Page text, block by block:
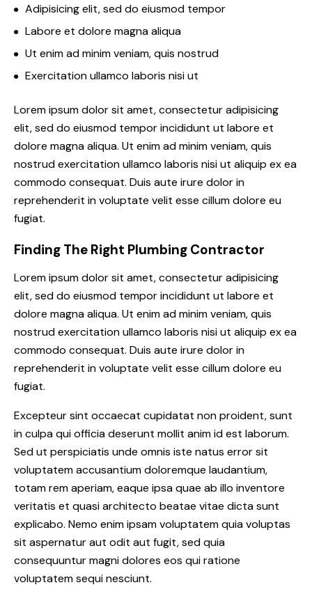
Adipisicing elit, sed do eiusmod tempor
Labore et dolore magna aliqua
Ut enim ad minim veniam, quis nostrud
Exercitation ullamco laboris nisi ut
Lorem ipsum dolor sit amet, consectetur adipisicing
elit, sed do eiusmod tempor incididunt ut labore et
dolore magna aliqua. Ut enim ad minim veniam, quis
nostrud exercitation ullamco laboris nisi ut aliquip ex ea
commodo consequat. Duis aute irure dolor in
reprehenderit in voluptate velit esse cillum dolore eu
fugiat.
Finding The Right Plumbing Contractor
Lorem ipsum dolor sit amet, consectetur adipisicing
elit, sed do eiusmod tempor incididunt ut labore et
dolore magna aliqua. Ut enim ad minim veniam, quis
nostrud exercitation ullamco laboris nisi ut aliquip ex ea
commodo consequat. Duis aute irure dolor in
reprehenderit in voluptate velit esse cillum dolore eu
fugiat.
Excepteur sint occaecat cupidatat non proident, sunt
in culpa qui officia deserunt mollit anim id est laborum.
Sed ut perspiciatis unde omnis iste natus error sit
voluptatem accusantium doloremque laudantium,
totam rem aperiam, eaque ipsa quae ab illo inventore
veritatis et quasi architecto beatae vitae dicta sunt
explicabo. Nemo enim ipsam voluptatem quia voluptas
sit aspernatur aut odit aut fugit, sed quia
consequuntur magni dolores eos qui ratione
voluptatem sequi nesciunt.